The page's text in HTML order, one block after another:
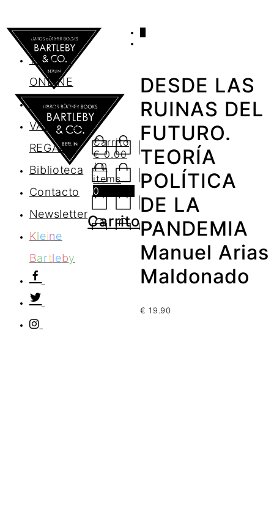
AGENDA
TIENDA
ONLINE
Nosotros
VALES DE
REGALO
Biblioteca
Contacto
Newsletter
Kleine
Bartleby
Carrito
€0.00
/ 0
items
0
Carrito
DESDE LAS
RUINAS DEL
FUTURO.
TEORÍA
POLÍTICA
DE LA
PANDEMIA
Manuel Arias
Maldonado
€ 19.90